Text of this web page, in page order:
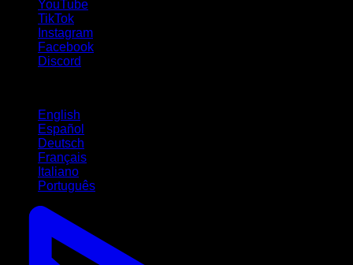
YouTube
TikTok
Instagram
Facebook
Discord
English
Español
Deutsch
Français
Italiano
Português